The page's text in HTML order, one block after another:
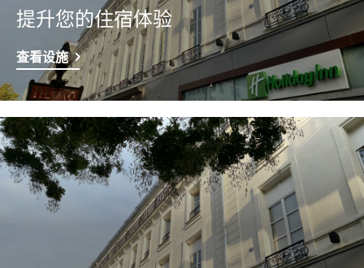
提升您的住宿体验
查看设施